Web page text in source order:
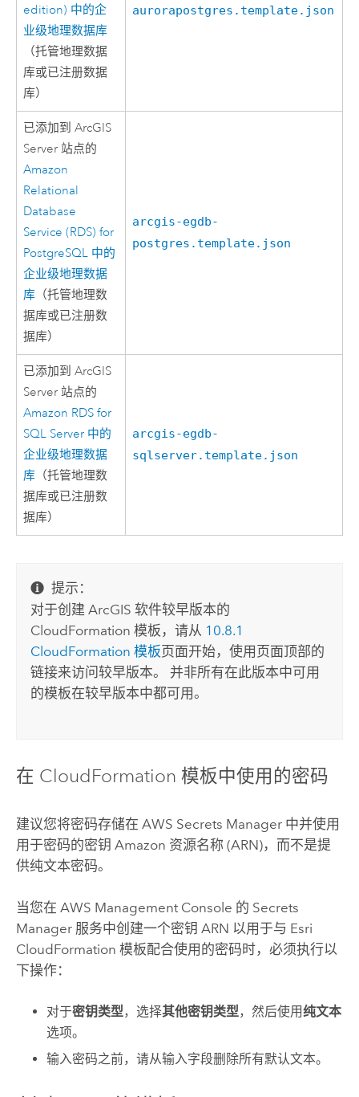
edition) 中的企
业级地理数据库
（托管地理数据
库或已注册数据
库）
aurorapostgres.template.json
已添加到ArcGIS
Server 站点的
Amazon
Relational
Database
Service (RDS) for
PostgreSQL 中的
企业级地理数据
库 （托管地理数
据库或已注册数
据库）
arcgis-egdb-
postgres.template.json
已添加到ArcGIS
Server 站点的
Amazon RDS for
SQL Server 中的
企业级地理数据
库 （托管地理数
据库或已注册数
据库）
arcgis-egdb-
sqlserver.template.json
提示：
对于创建 ArcGIS 软件较早版本的
CloudFormation 模板，请从 10.8.1
CloudFormation 模板页面开始，使用页面顶部的
链接来访问较早版本。 并非所有在此版本中可用
的模板在较早版本中都可用。
在 CloudFormation 模板中使用的密码
建议您将密码存储在 AWS Secrets Manager中并使用
用于密码的密钥 Amazon 资源名称 (ARN)，而不是提
供纯文本密码。
当您在 AWS Management Console 的 Secrets
Manager服务中创建一个密钥 ARN 以用于与 Esri
CloudFormation 模板配合使用的密码时，必须执行以
下操作：
对于密钥类型，选择其他密钥类型，然后使用纯文本
选项。
输入密码之前，请从输入字段删除所有默认文本。